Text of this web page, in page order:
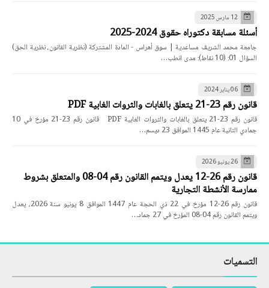
12 مارس 2025
أسئلة مسابقة دكتوراه حقوق 2024-2025
جامعة محمد الشريف مساعدية | سوق أهراس - المادة المشتركة (نظرية القانون، نظرية الحق)
السؤال 01: (10 نقاط): مدى انطب…
06 يناير 2024
قانون رقم 23-21 يتعلق بالغابات والثروات الغابية PDF
قانون رقم 23-21 يتعلق بالغابات والثروات الغابية PDF قانون رقم 23-21 مؤرخ في 10
جمادي الثانية عام 1445 الموافق 23 ديسم…
26 يونيو 2026
قانون رقم 26-12 يعدل ويتمم القانون رقم 04-08 والمتعلق بشروط
ممارسة الأنشطة التجارية
قانون رقم 26-12 مؤرخ في 22 ذي الحجة عام 1447 الموافق 8 يونيو سنة 2026، يعدل
ويتمم القانون رقم 04-08 المؤرخ في 27 جماد…
التسميات